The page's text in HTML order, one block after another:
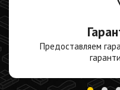
Предоставляем